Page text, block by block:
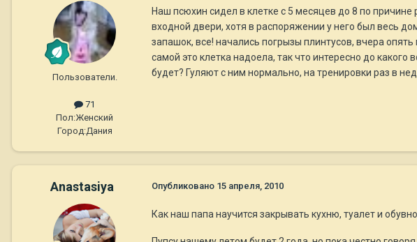
Пользователи.
71
Пол:Женский
Город:Дания
Наш псюхин сидел в клетке с 5 месяцев до 8 по
входной двери, хотя в распоряжении у него был весь
запашок, все! начались погрызы плинтусов, вчера
самой это клетка надоела, так что интересно до
будет? Гуляют с ним нормально, на тренировки раз в
Anastasiya Опубликовано 15 апреля, 2010
Как наш папа научится закрывать кухню, туалет и